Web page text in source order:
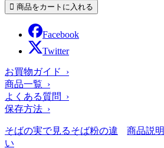
Facebook
Twitter
お買物ガイド ›
商品一覧 ›
よくある質問 ›
保存方法 ›
そばの実で見るそば粉の違
い
商品説明